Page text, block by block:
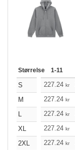
Størrelse 1-11
S 227.24 kr
M
227.24 kr
L
227.24 kr
XL
227.24 kr
2XL
227.24 kr